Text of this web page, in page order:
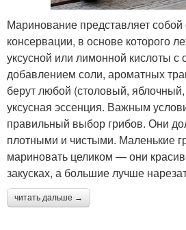
Маринование представляет собой
консервации, в основе которого
уксусной или лимонной кислоты с
добавлением соли, ароматных
берут любой (столовый,
уксусная эссенция. Важным
правильный выбор грибов. Они
плотными и чистыми. Маленькие
мариновать целиком — они
закусках, а большие лучше
читать дальше →